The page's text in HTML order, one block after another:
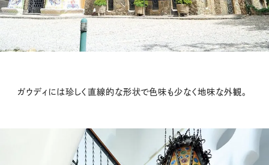
ガウディには珍しく直線的な形状で色味も少なく地味な外観。